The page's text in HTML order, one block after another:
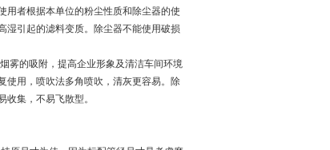
用者根据本单位的粉尘性质和除尘器的使
湿引起的滤料变质。除尘器不能使用破损
雾的吸附，提高企业形象及清洁车间环境
使用，喷吹法多角喷吹，清灰更容易。除
集，不易飞散型。